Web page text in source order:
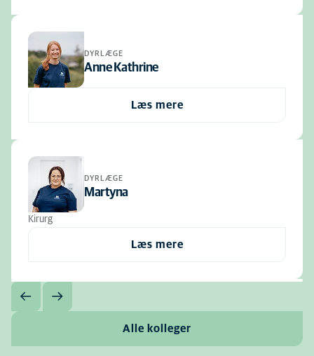
DYRLÆGE
Anne Kathrine
Læs mere
DYRLÆGE
Martyna
Kirurg
Læs mere
Alle kolleger